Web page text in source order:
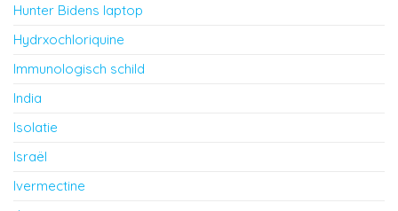
Hunter Bidens laptop
Hydrxochloriquine
Immunologisch schild
India
Isolatie
Israël
Ivermectine